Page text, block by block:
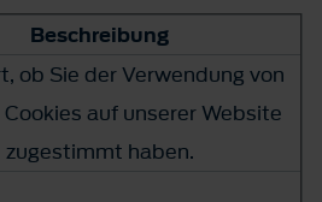
Beschreibung
ob Sie der Verwendung von
auf unserer Website
zugestimmt haben.